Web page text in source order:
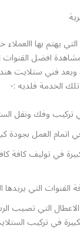
يهتم بها االعملاء
افضل
فني ستلايت
الخدمة فلديه :-
تركيب وفك ونقل
اتمام العمل بجودة
في توليف كافة
القنوات التي يريدها
التي تصيب
في تركيب